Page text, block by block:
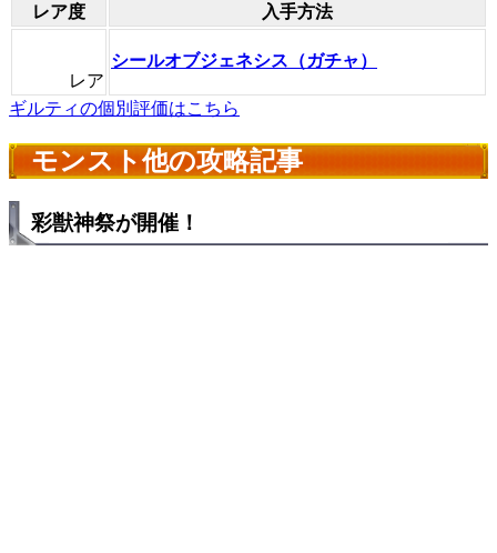
レア度 入手方法
レア
シールオブジェネシス（ガチャ）
ギルティの個別評価はこちら
モンスト他の攻略記事
彩獣神祭が開催！